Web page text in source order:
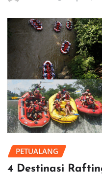
PETUALANG
4 Destinasi